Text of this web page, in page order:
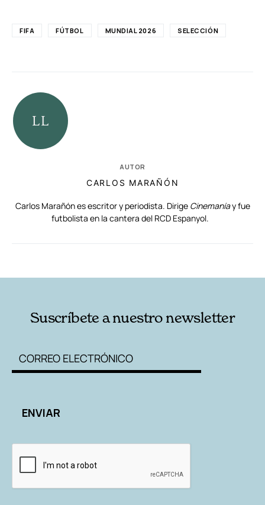
FIFA FÚTBOL MUNDIAL 2026 SELECCIÓN
AUTOR
CARLOS MARAÑÓN
Carlos Marañón es escritor y periodista. Dirige Cinemaníay fue
futbolista en la cantera del RCD Espanyol.
Suscríbete a nuestro newsletter